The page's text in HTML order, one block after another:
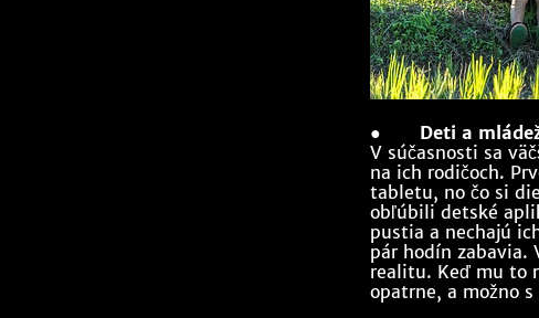
● Deti a
V súčasnosti sa
na ich rodičoch.
tabletu, no čo si
obľúbili detské
pustia a nechajú
pár hodín zabavia.
realitu. Keď mu to
opatrne, a možno